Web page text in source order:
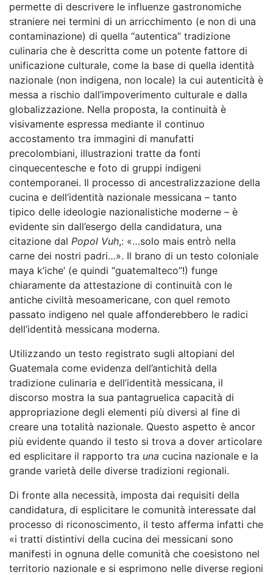
permette di descrivere le influenze gastronomiche
straniere nei termini di un arricchimento (e non di una
contaminazione) di quella “autentica” tradizione
culinaria che è descritta come un potente fattore di
unificazione culturale, come la base di quella identità
nazionale (non indigena, non locale) la cui autenticità è
messa a rischio dall’impoverimento culturale e dalla
globalizzazione. Nella proposta, la continuità è
visivamente espressa mediante il continuo
accostamento tra immagini di manufatti
precolombiani, illustrazioni tratte da fonti
cinquecentesche e foto di gruppi indigeni
contemporanei. Il processo di ancestralizzazione della
cucina e dell’identità nazionale messicana – tanto
tipico delle ideologie nazionalistiche moderne – è
evidente sin dall’esergo della candidatura, una
citazione dal Popol Vuh,: «…solo mais entrò nella
carne dei nostri padri…». Il brano di un testo coloniale
maya k’iche’ (e quindi “guatemalteco”!) funge
chiaramente da attestazione di continuità con le
antiche civiltà mesoamericane, con quel remoto
passato indigeno nel quale affonderebbero le radici
dell’identità messicana moderna.
Utilizzando un testo registrato sugli altopiani del
Guatemala come evidenza dell’antichità della
tradizione culinaria e dell’identità messicana, il
discorso mostra la sua pantagruelica capacità di
appropriazione degli elementi più diversi al fine di
creare una totalità nazionale. Questo aspetto è ancor
più evidente quando il testo si trova a dover articolare
ed esplicitare il rapporto tra una cucina nazionale e la
grande varietà delle diverse tradizioni regionali.
Di fronte alla necessità, imposta dai requisiti della
candidatura, di esplicitare le comunità interessate dal
processo di riconoscimento, il testo afferma infatti che
«i tratti distintivi della cucina dei messicani sono
manifesti in ognuna delle comunità che coesistono nel
territorio nazionale e si esprimono nelle diverse regioni